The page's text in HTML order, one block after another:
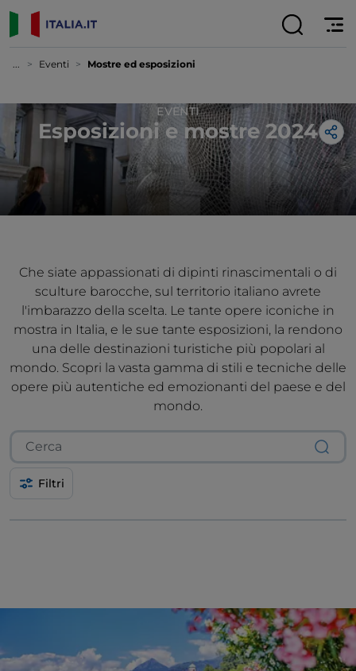
... Eventi Mostre ed esposizioni
EVENTI
Esposizioni e mostre 2024
Che siate appassionati di dipinti rinascimentali o di
sculture barocche, sul territorio italiano avrete
l'imbarazzo della scelta. Le tante opere iconiche in
mostra in Italia, e le sue tante esposizioni, la rendono
una delle destinazioni turistiche più popolari al
mondo. Scopri la vasta gamma di stili e tecniche delle
opere più autentiche ed emozionanti del paese e del
mondo.
Filtri